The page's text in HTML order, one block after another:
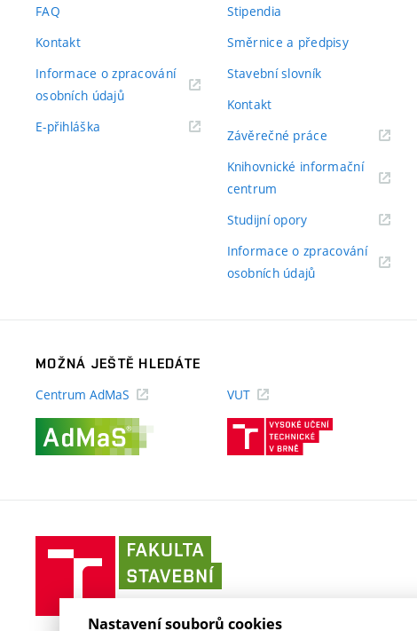
FAQ
Kontakt
Informace o zpracování
osobních údajů(externí
E-přihláška
Stipendia
Směrnice a předpisy
Stavební slovník
Kontakt
Závěrečné práce(externí
Knihovnické informační
centrum
Studijní opory(externí
Informace o zpracování
osobních údajů(externí
MOŽNÁ JEŠTĚ HLEDÁTE
Centrum AdMaS
VUT
(externí
stavební
VUT
Nastavení souborů cookies